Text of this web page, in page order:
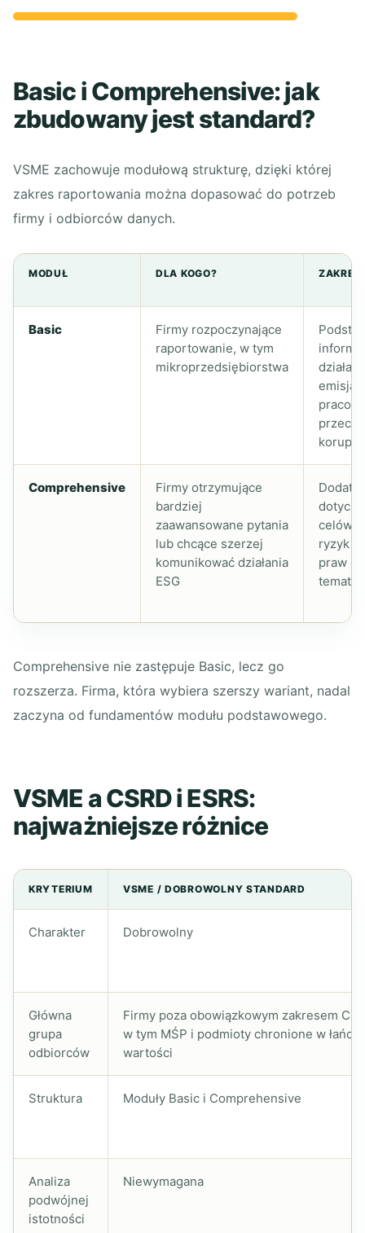
Basic i Comprehensive: jak
zbudowany jest standard?
VSME zachowuje modułową strukturę, dzięki której
zakres raportowania można dopasować do potrzeb
firmy i odbiorców danych.
MODUŁ DLA KOGO? ZAKRES
Basic
Firmy rozpoczynające
raportowanie, w tym
mikroprzedsiębiorstwa
korupcji
Comprehensive
Firmy otrzymujące
bardziej
zaawansowane pytania
lub chcące szerzej
komunikować działania
ESG
celów
ryzyk
praw
Comprehensive nie zastępuje Basic, lecz go
rozszerza. Firma, która wybiera szerszy wariant, nadal
zaczyna od fundamentów modułu podstawowego.
VSME a CSRD i ESRS:
najważniejsze różnice
KRYTERIUM VSME / DOBROWOLNY STANDARD
Charakter Dobrowolny
Główna
grupa
odbiorców
Firmy poza obowiązkowym zakresem
w tym MŚP i podmioty chronione w
wartości
Struktura Moduły Basic i Comprehensive
Analiza
podwójnej
istotności
Niewymagana